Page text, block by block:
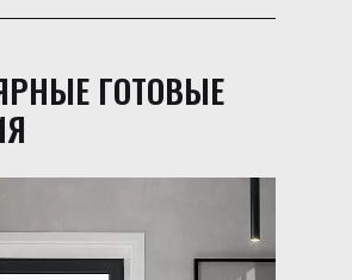
ГОТОВЫЕ